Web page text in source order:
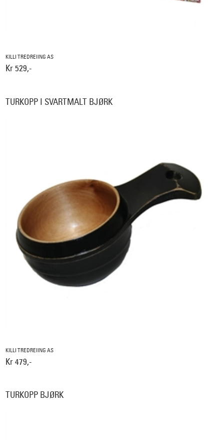
KILLI TREDREIING AS
Kr 529,-
TURKOPP I SVARTMALT BJØRK
KILLI TREDREIING AS
Kr 479,-
TURKOPP BJØRK